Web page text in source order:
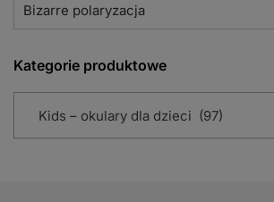
Bizarre polaryzacja
Kategorie produktowe
Kids – okulary dla dzieci (97)